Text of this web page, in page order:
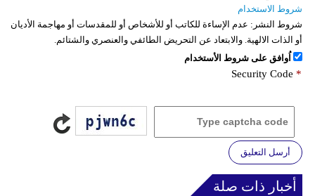
شروط الاستخدام
شروط النشر: عدم الإساءة للكاتب أو للأشخاص أو للمقدسات أو مهاجمة الأديان
أو الذات الالهية. والابتعاد عن التحريض الطائفي والعنصري والشتائم.
اُوافق على شروط الأستخدام
Security Code *
أرسل التعليق
أخبار ذات صلة